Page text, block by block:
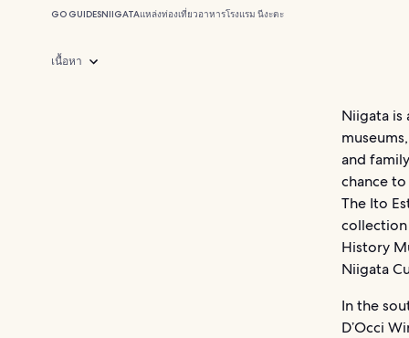
GO GUIDESNIIGATAแหล่งท่องเที่ยวอาหารโรงแรม นีงะตะ
เนื้อหา
Niigata is
and
chance
The Ito
History
Niigata
In the
D’Occi